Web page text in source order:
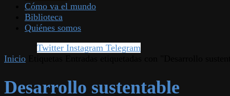
Cómo va el mundo
Biblioteca
Quiénes somos
Twitter Instagram Telegram
Inicio
Desarrollo sustentable